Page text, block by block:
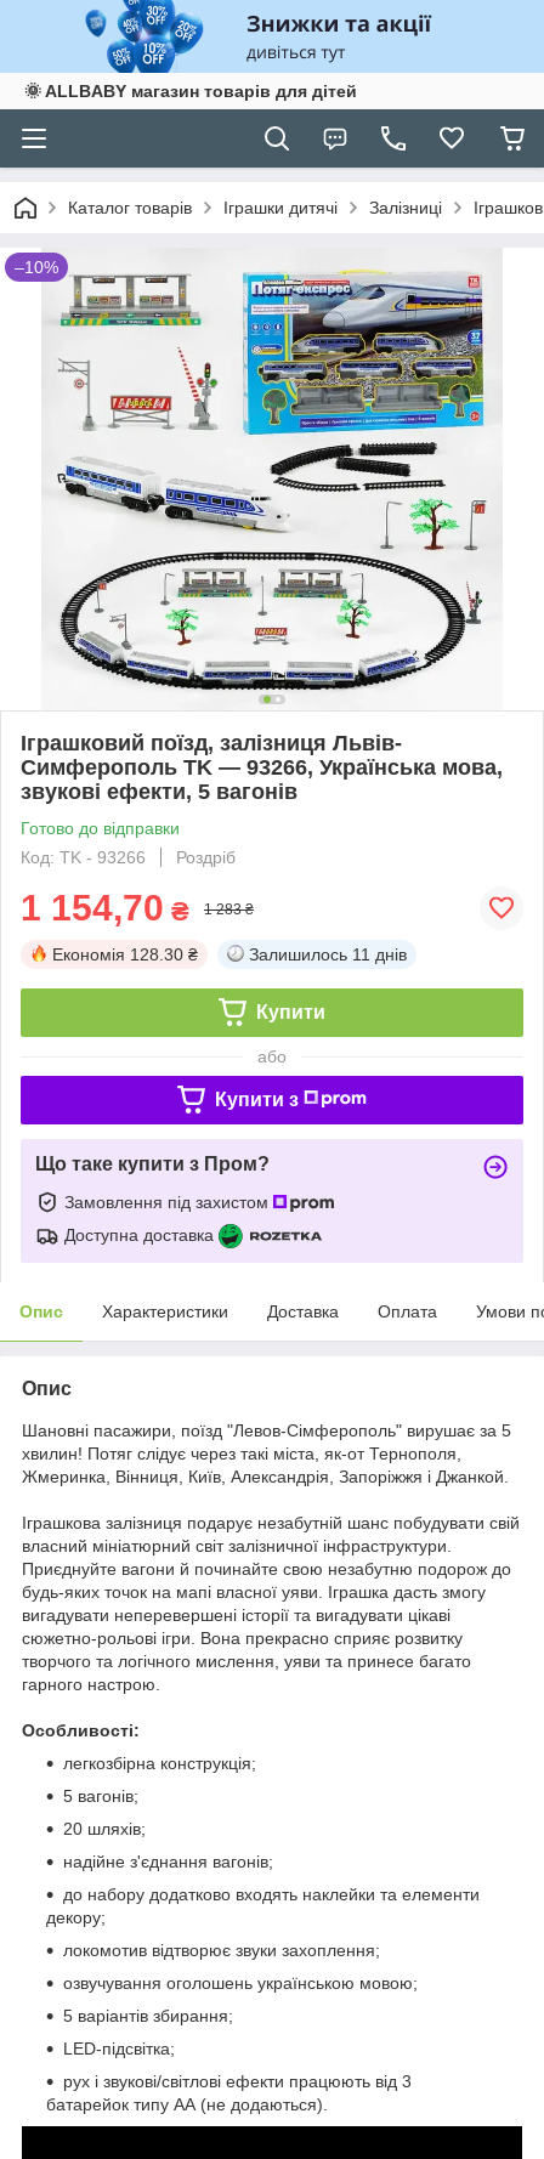
🌞 ALLBABY магазин товарів для дітей
Каталог товарів Іграшки дитячі Залізниці
–10%
Іграшковий поїзд, залізниця Львів-
Симферополь TK — 93266, Українська мова,
звукові ефекти, 5 вагонів
Готово до відправки
Код: TK - 93266
Роздріб
1 154,70 ₴ 1 283 ₴
Економія 128.30 ₴ Залишилось 11 днів
Купити
або
Купити з
Що таке купити з Пром?
Замовлення під захистом
Доступна доставка
Опис Характеристики Доставка Оплата Умови
Опис
Шановні пасажири, поїзд "Левов-Сімферополь" вирушає за 5
хвилин! Потяг слідує через такі міста, як-от Тернополя,
Жмеринка, Вінниця, Київ, Александрія, Запоріжжя і Джанкой.
Іграшкова залізниця подарує незабутній шанс побудувати свій
власний мініатюрний світ залізничної інфраструктури.
Приєднуйте вагони й починайте свою незабутню подорож до
будь-яких точок на мапі власної уяви. Іграшка дасть змогу
вигадувати неперевершені історії та вигадувати цікаві
сюжетно-рольові ігри. Вона прекрасно сприяє розвитку
творчого та логічного мислення, уяви та принесе багато
гарного настрою.
Особливості:
легкозбірна конструкція;
5 вагонів;
20 шляхів;
надійне з'єднання вагонів;
до набору додатково входять наклейки та елементи
декору;
локомотив відтворює звуки захоплення;
озвучування оголошень українською мовою;
5 варіантів збирання;
LED-підсвітка;
рух і звукові/світлові ефекти працюють від 3
батарейок типу АА (не додаються).